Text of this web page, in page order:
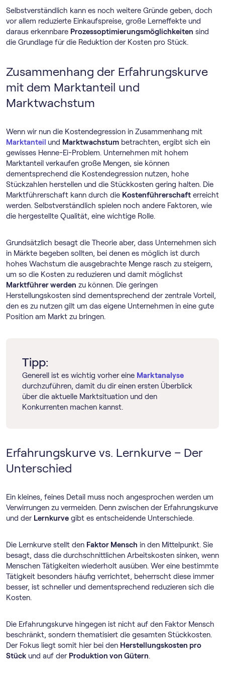
Selbstverständlich kann es noch weitere Gründe geben, doch
vor allem reduzierte Einkaufspreise, große Lerneffekte und
daraus erkennbare Prozessoptimierungsmöglichkeiten sind
die Grundlage für die Reduktion der Kosten pro Stück.
Zusammenhang der Erfahrungskurve
mit dem Marktanteil und
Marktwachstum
Wenn wir nun die Kostendegression in Zusammenhang mit
Marktanteil und Marktwachstum betrachten, ergibt sich ein
gewisses Henne-Ei-Problem. Unternehmen mit hohem
Marktanteil verkaufen große Mengen, sie können
dementsprechend die Kostendegression nutzen, hohe
Stückzahlen herstellen und die Stückkosten gering halten. Die
Marktführerschaft kann durch die Kostenführerschaft erreicht
werden. Selbstverständlich spielen noch andere Faktoren, wie
die hergestellte Qualität, eine wichtige Rolle.
Grundsätzlich besagt die Theorie aber, dass Unternehmen sich
in Märkte begeben sollten, bei denen es möglich ist durch
hohes Wachstum die ausgebrachte Menge rasch zu steigern,
um so die Kosten zu reduzieren und damit möglichst
Marktführer werden zu können. Die geringen
Herstellungskosten sind dementsprechend der zentrale Vorteil,
den es zu nutzen gilt um das eigene Unternehmen in eine gute
Position am Markt zu bringen.
Tipp:
Generell ist es wichtig vorher eine Marktanalyse
durchzuführen, damit du dir einen ersten Überblick
über die aktuelle Marktsituation und den
Konkurrenten machen kannst.
Erfahrungskurve vs. Lernkurve – Der
Unterschied
Ein kleines, feines Detail muss noch angesprochen werden um
Verwirrungen zu vermeiden. Denn zwischen der Erfahrungskurve
und der Lernkurve gibt es entscheidende Unterschiede.
Die Lernkurve stellt den Faktor Mensch in den Mittelpunkt. Sie
besagt, dass die durchschnittlichen Arbeitskosten sinken, wenn
Menschen Tätigkeiten wiederholt ausüben. Wer eine bestimmte
Tätigkeit besonders häufig verrichtet, beherrscht diese immer
besser, ist schneller und dementsprechend reduzieren sich die
Kosten.
Die Erfahrungskurve hingegen ist nicht auf den Faktor Mensch
beschränkt, sondern thematisiert die gesamten Stückkosten.
Der Fokus liegt somit hier bei den Herstellungskosten pro
Stück und auf der Produktion von Gütern.